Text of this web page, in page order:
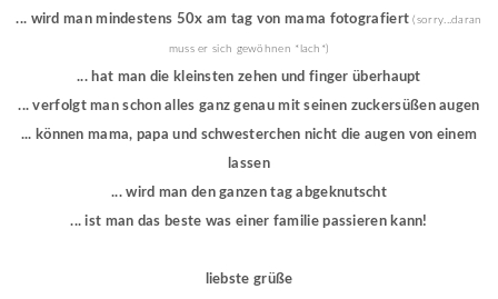
... wird man mindestens 50x am tag von mama fotografiert (sorry...daran
muss er sich gewöhnen *lach*)
... hat man die kleinsten zehen und finger überhaupt
... verfolgt man schon alles ganz genau mit seinen zuckersüßen augen
... können mama, papa und schwesterchen nicht die augen von einem
lassen
... wird man den ganzen tag abgeknutscht
... ist man das beste was einer familie passieren kann!
liebste grüße